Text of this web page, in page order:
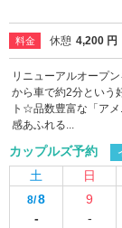
料金 休憩 4,200 円
リニューアルオープ
から車で約2分という
ト☆品数豊富な「ア
感あふれる...
カップルズ予約
土 日
8/8
-
9
-